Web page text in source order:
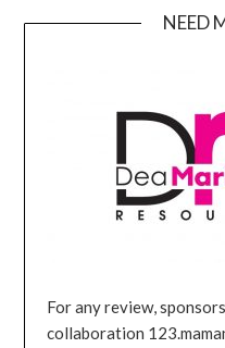
NEED
For any review,
collaboration